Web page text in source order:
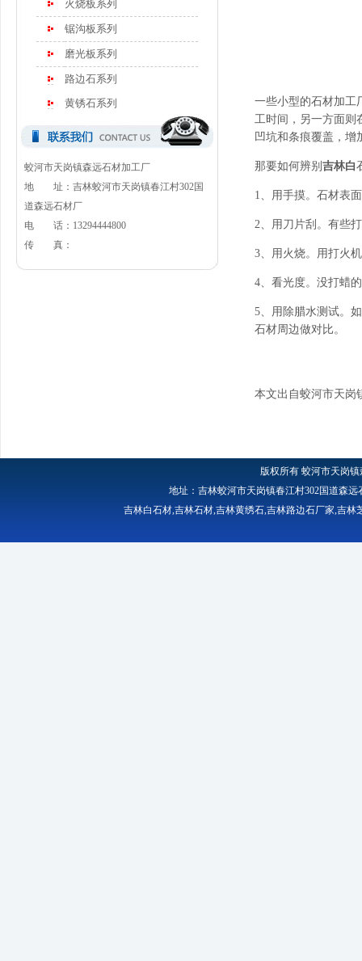
火烧板系列
锯沟板系列
磨光板系列
路边石系列
黄锈石系列
蛟河市天岗镇森远石材加工厂
地 址：吉林蛟河市天岗镇春江村302国
道森远石材厂
电 话：13294444800
传 真：
一些小型的石材加工
工时间，另一方面则
凹坑和条痕覆盖，增
那要如何辨别 吉林白
1、用手摸。石材表
2、用刀片刮。有些
3、用火烧。用打火
4、看光度。没打蜡
5、用除腊水测试。
石材周边做对比。
本文出自蛟河市天岗
版权所有蛟河市天岗
地址：吉林蛟河市天岗镇春江村302国道森远
吉林白石材,吉林石材,吉林黄绣石,吉林路边石厂家,吉林